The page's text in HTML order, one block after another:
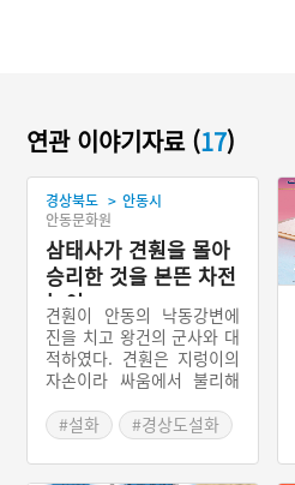
연관 이야기자료 (17)
경상북도 > 안동시
안동문화원
삼태사가 견훤을 몰아
승리한 것을 본뜬 차전
놀이
견훤이 안동의 낙동강변에
진을 치고 왕건의 군사와 대
적하였다. 견훤은 지렁이의
자손이라 싸움에서 불리해
었다가 나오곤 하였다. 안동
의 권행, 김선평, 장길은 견
훤을 물리칠 묘안을 생각해
#설화 #경상도설화